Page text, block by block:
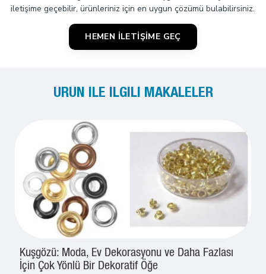
iletişime geçebilir, ürünleriniz için en uygun çözümü bulabilirsiniz.
HEMEN İLETIŞIME GEÇ
ÜRÜN ILE İLGILI MAKALELER
Kuşgözü: Moda, Ev Dekorasyonu ve Daha Fazlası
İçin Çok Yönlü Bir Dekoratif Öğe